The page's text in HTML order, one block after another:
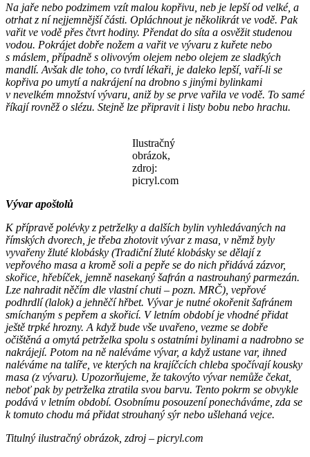
Na jaře nebo podzimem vzít malou kopřivu, neb je lepší od velké, a
otrhat z ní nejjemnější části. Opláchnout je několikrát ve vodě. Pak
vařit ve vodě přes čtvrt hodiny. Přendat do síta a osvěžit studenou
vodou. Pokrájet dobře nožem a vařit ve vývaru z kuřete nebo
s máslem, případně s olivovým olejem nebo olejem ze sladkých
mandlí. Avšak dle toho, co tvrdí lékaři, je daleko lepší, vaří-li se
kopřiva po umytí a nakrájení na drobno s jinými bylinkami
v nevelkém množství vývaru, aniž by se prve vařila ve vodě. To samé
říkají rovněž o slézu. Stejně lze připravit i listy bobu nebo hrachu.
Ilustračný
obrázok,
zdroj:
picryl.com
Vývar apoštolů
K přípravě polévky z petrželky a dalších bylin vyhledávaných na
římských dvorech, je třeba zhotovit vývar z masa, v němž byly
vyvařeny žluté klobásky (Tradiční žluté klobásky se dělají z
vepřového masa a kromě soli a pepře se do nich přidává zázvor,
skořice, hřebíček, jemně nasekaný šafrán a nastrouhaný parmezán.
Lze nahradit něčím dle vlastní chuti – pozn. MRČ) , vepřové
podhrdlí(lalok) a jehněčí hřbet. Vývar je nutné okořenit šafránem
smíchaným s pepřem a skořicí. V letním období je vhodné přidat
ještě trpké hrozny. A když bude vše uvařeno, vezme se dobře
očištěná a omytá petrželka spolu s ostatními bylinami a nadrobno se
nakrájejí. Potom na ně naléváme vývar, a když ustane var, ihned
naléváme na talíře, ve kterých na krajíčcích chleba spočívají kousky
masa (z vývaru). Upozorňujeme, že takovýto vývar nemůže čekat,
neboť pak by petrželka ztratila svou barvu. Tento pokrm se obvykle
podává v letním období. Osobnímu posouzení ponecháváme, zda se
k tomuto chodu má přidat strouhaný sýr nebo ušlehaná vejce.
Titulný ilustračný obrázok, zdroj – picryl.com